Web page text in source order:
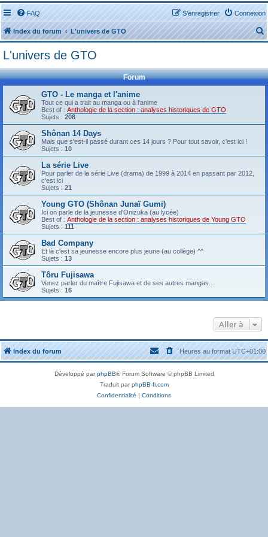
FAQ Connexion
S’enregistrer
Index du forum L'univers de GTO
e
h
L'univers de GTO
Forum
GTO - Le manga et l'anime
Tout ce qui a trait au manga ou à l'anime
Best of : Anthologie de la section : analyses historiques de GTO
Sujets : 208
Shônan 14 Days
Mais que s'est-il passé durant ces 14 jours ? Pour tout savoir, c'est ici !
Sujets : 10
La série Live
Pour parler de la série Live (drama) de 1999 à 2014 en passant par 2012,
c'est ici
Sujets : 21
Young GTO (Shônan Junaï Gumi)
Ici on parle de la jeunesse d'Onizuka (au lycée)
Best of : Anthologie de la section : analyses historiques de Young GTO
Sujets : 111
Bad Company
Et là c'est sa jeunesse encore plus jeune (au collège) ^^
Sujets : 13
Tôru Fujisawa
Venez parler du maître Fujisawa et de ses autres mangas...
Sujets : 16
Aller à
Index du forum Heures au formatUTC+01:00
Développé parphpBB® Forum Software © phpBB Limited
Traduit parphpBB-fr.com
Confidentialité | Conditions